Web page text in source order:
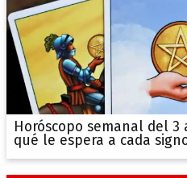
Horóscopo semanal del 3
qué le espera a cada